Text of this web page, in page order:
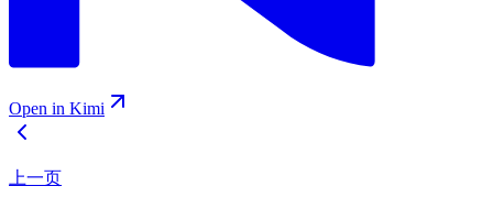
Open in Kimi
上一页